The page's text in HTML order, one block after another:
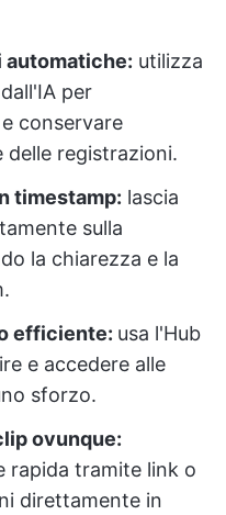
utilizza
per
conservare
registrazioni.
timestamp: lascia
sulla
la chiarezza e la
efficiente: usa l'Hub
e accedere alle
sforzo.
ovunque:
rapida tramite link o
direttamente in